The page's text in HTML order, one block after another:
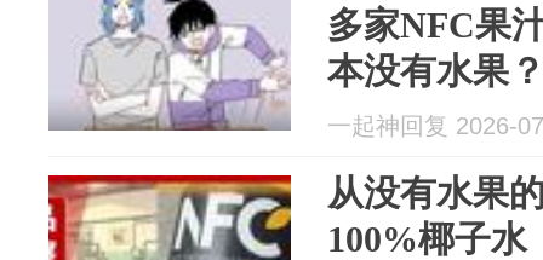
多家NFC果
本没有水果
一起神回复 2026-
从没有水果
100%椰子水